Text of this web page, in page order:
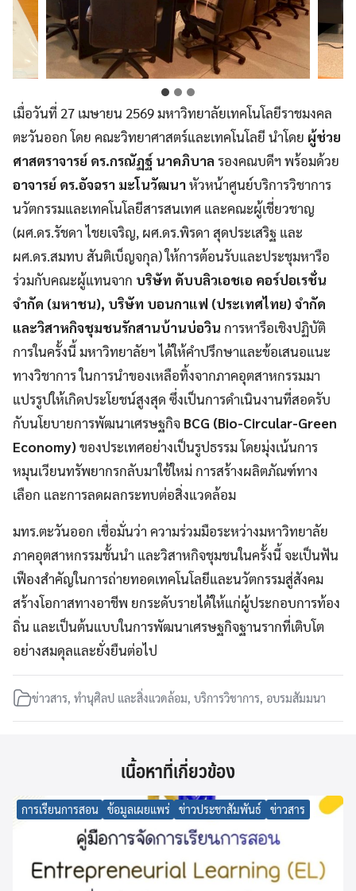
เมื่อวันที่ 27 เมษายน 2569 มหาวิทยาลัยเทคโนโลยีราชมงคล
ตะวันออก โดย คณะวิทยาศาสตร์และเทคโนโลยี นำโดย ผู้ช่วย
ศาสตราจารย์ ดร.กรณัฏฐ์ นาคภิบาล รองคณบดีฯ พร้อมด้วย
อาจารย์ ดร.อัจฉรา มะโนวัฒนาหัวหน้าศูนย์บริการวิชาการ
นวัตกรรมและเทคโนโลยีสารสนเทศ และคณะผู้เชี่ยวชาญ
(ผศ.ดร.รัชดา ไชยเจริญ, ผศ.ดร.พิรดา สุดประเสริฐ และ
ผศ.ดร.สมทบ สันติเบ็ญจกุล) ให้การต้อนรับและประชุมหารือ
ร่วมกับคณะผู้แทนจาก บริษัท ดับบลิวเอชเอ คอร์ปอเรชั่น
จำกัด (มหาชน), บริษัท บอนกาแฟ (ประเทศไทย) จำกัด
และวิสาหกิจชุมชนรักสานบ้านบ่อวิน การหารือเชิงปฏิบัติ
การในครั้งนี้ มหาวิทยาลัยฯ ได้ให้คำปรึกษาและข้อเสนอแนะ
ทางวิชาการ ในการนำของเหลือทิ้งจากภาคอุตสาหกรรมมา
แปรรูปให้เกิดประโยชน์สูงสุด ซึ่งเป็นการดำเนินงานที่สอดรับ
กับนโยบายการพัฒนาเศรษฐกิจ BCG (Bio-Circular-Green
Economy)ของประเทศอย่างเป็นรูปธรรม โดยมุ่งเน้นการ
หมุนเวียนทรัพยากรกลับมาใช้ใหม่ การสร้างผลิตภัณฑ์ทาง
เลือก และการลดผลกระทบต่อสิ่งแวดล้อม
มทร.ตะวันออก เชื่อมั่นว่า ความร่วมมือระหว่างมหาวิทยาลัย
ภาคอุตสาหกรรมชั้นนำ และวิสาหกิจชุมชนในครั้งนี้ จะเป็นฟัน
เฟืองสำคัญในการถ่ายทอดเทคโนโลยีและนวัตกรรมสู่สังคม
สร้างโอกาสทางอาชีพ ยกระดับรายได้ให้แก่ผู้ประกอบการท้อง
ถิ่น และเป็นต้นแบบในการพัฒนาเศรษฐกิจฐานรากที่เติบโต
อย่างสมดุลและยั่งยืนต่อไป
ข่าวสาร, ทำนุศิลป และสิ่งแวดล้อม, บริการวิชาการ, อบรมสัมมนา
เนื้อหาที่เกี่ยวข้อง
การเรียนการสอน ข้อมูลเผยแพร่ ข่าวประชาสัมพันธ์ ข่าวสาร